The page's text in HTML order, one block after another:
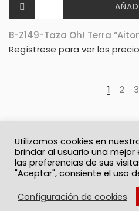
B-Z149-Taza Oh! Terra
Regístrese para ver los
1 2 3
© 2026 Solo
Política de privacidad
Utilizamos cookies en
brindar al usuario una mejor
las preferencias de sus
"Aceptar", consiente el uso
Configuración de cookies